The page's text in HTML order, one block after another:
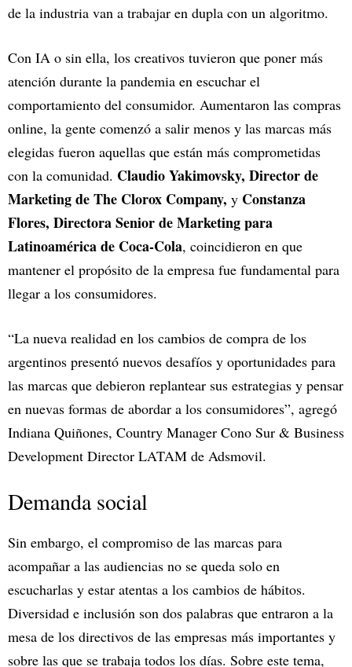
de la industria van a trabajar en dupla con un algoritmo.
Con IA o sin ella, los creativos tuvieron que poner más
atención durante la pandemia en escuchar el
comportamiento del consumidor. Aumentaron las compras
online, la gente comenzó a salir menos y las marcas más
elegidas fueron aquellas que están más comprometidas
con la comunidad. Claudio Yakimovsky, Director de
Marketing de The Clorox Company, y Constanza
Flores, Directora Senior de Marketing para
Latinoamérica de Coca-Cola, coincidieron en que
mantener el propósito de la empresa fue fundamental para
llegar a los consumidores.
“La nueva realidad en los cambios de compra de los
argentinos presentó nuevos desafíos y oportunidades para
las marcas que debieron replantear sus estrategias y pensar
en nuevas formas de abordar a los consumidores”, agregó
Indiana Quiñones, Country Manager Cono Sur & Business
Development Director LATAM de Adsmovil.
Demanda social
Sin embargo, el compromiso de las marcas para
acompañar a las audiencias no se queda solo en
escucharlas y estar atentas a los cambios de hábitos.
Diversidad e inclusión son dos palabras que entraron a la
mesa de los directivos de las empresas más importantes y
sobre las que se trabaja todos los días. Sobre este tema,